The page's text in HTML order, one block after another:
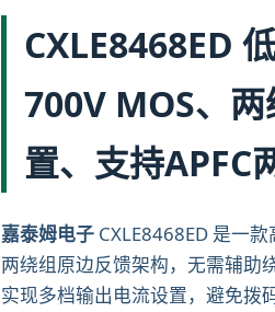
CXLE8468ED
700V MOS、
置、支持APFC
嘉泰姆电子 CXLE8468ED 是一
两绕组原边反馈架构，无需辅助
实现多档输出电流设置，避免拨